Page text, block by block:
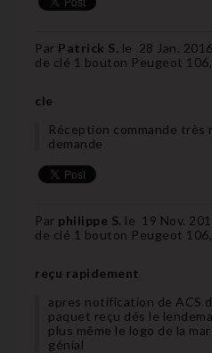
Par Patrick S. le 28 Jan.
de clé 1 bouton Peugeot
cle
Réception commande très
demande
Par philippe S. le 19 Nov.
de clé 1 bouton Peugeot
reçu rapidement
apres notification de ACS
paquet reçu dés le
plus même le logo de la
génial